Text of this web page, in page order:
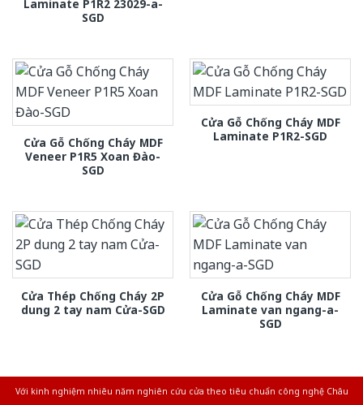
Laminate P1R2 23029-a-
SGD
Cửa Gỗ Chống Cháy MDF
Veneer P1R5 Xoan Đào-
SGD
Cửa Gỗ Chống Cháy MDF
Laminate P1R2-SGD
Cửa Thép Chống Cháy 2P
dung 2 tay nam Cửa-SGD
Cửa Gỗ Chống Cháy MDF
Laminate van ngang-a-
SGD
Với kinh nghiệm nhiêu năm nghiên cứu cửa theo tiêu chuẩn công nghệ Châu